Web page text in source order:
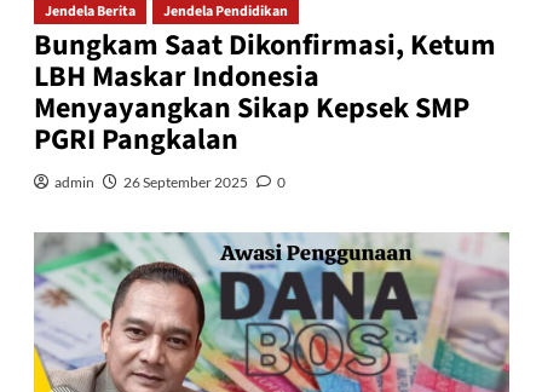
Jendela Berita Jendela Pendidikan
Bungkam Saat Dikonfirmasi, Ketum
LBH Maskar Indonesia
Menyayangkan Sikap Kepsek SMP
PGRI Pangkalan
admin 26 September 2025 0